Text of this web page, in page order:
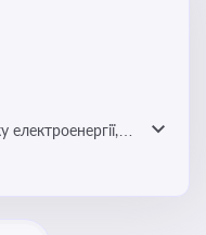
та фінансові